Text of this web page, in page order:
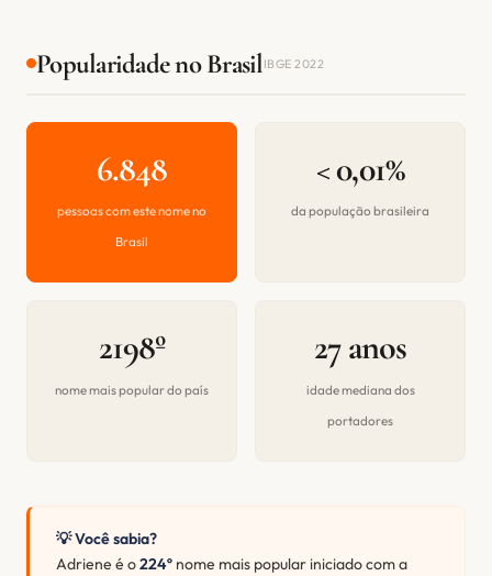
Popularidade no BrasilIBGE 2022
6.848
pessoas com este nome no
Brasil
< 0,01%
da população brasileira
2198º
nome mais popular do país
27 anos
idade mediana dos
portadores
💡 Você sabia?
Adriene é o224º nome mais popular iniciado com a